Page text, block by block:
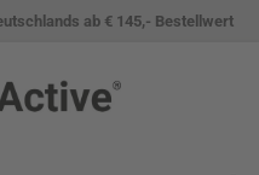
ab € 145,- Bestellwert